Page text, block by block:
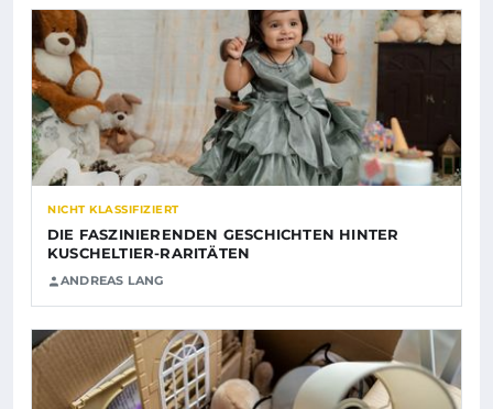
NICHT KLASSIFIZIERT
DIE FASZINIERENDEN GESCHICHTEN HINTER
KUSCHELTIER-RARITÄTEN
ANDREAS LANG